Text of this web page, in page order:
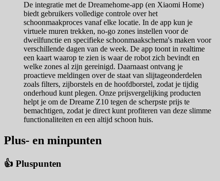
De integratie met de Dreamehome-app (en Xiaomi Home)
biedt gebruikers volledige controle over het
schoonmaakproces vanaf elke locatie. In de app kun je
virtuele muren trekken, no-go zones instellen voor de
dweilfunctie en specifieke schoonmaakschema's maken voor
verschillende dagen van de week. De app toont in realtime
een kaart waarop te zien is waar de robot zich bevindt en
welke zones al zijn gereinigd. Daarnaast ontvang je
proactieve meldingen over de staat van slijtageonderdelen
zoals filters, zijborstels en de hoofdborstel, zodat je tijdig
onderhoud kunt plegen. Onze prijsvergelijking producten
helpt je om de Dreame Z10 tegen de scherpste prijs te
bemachtigen, zodat je direct kunt profiteren van deze slimme
functionaliteiten en een altijd schoon huis.
Plus- en minpunten
👍 Pluspunten